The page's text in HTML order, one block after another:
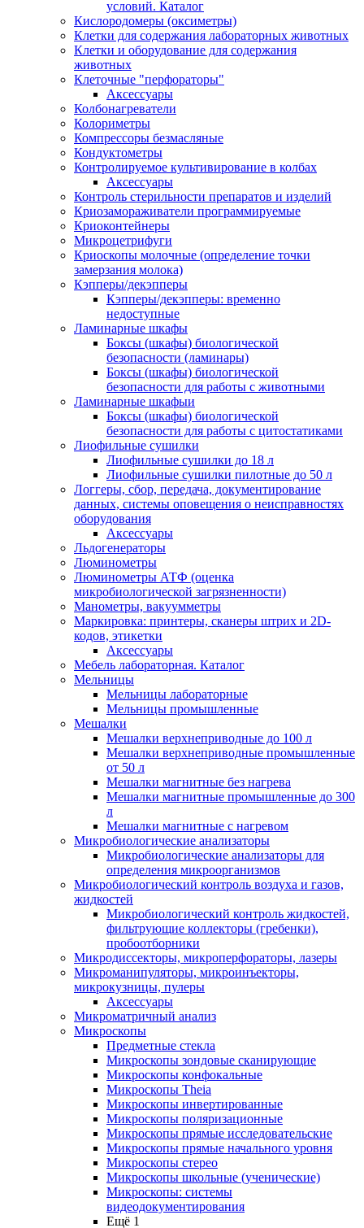
условий. Каталог
Кислородомеры (оксиметры)
Клетки для содержания лабораторных животных
Клетки и оборудование для содержания
животных
Клеточные "перфораторы"
Аксессуары
Колбонагреватели
Колориметры
Компрессоры безмасляные
Кондуктометры
Контролируемое культивирование в колбах
Аксессуары
Контроль стерильности препаратов и изделий
Криозамораживатели программируемые
Криоконтейнеры
Микроцетрифуги
Криоскопы молочные (определение точки
замерзания молока)
Кэпперы/декэпперы
Кэпперы/декэпперы: временно
недоступные
Ламинарные шкафы
Боксы (шкафы) биологической
безопасности (ламинары)
Боксы (шкафы) биологической
безопасности для работы с животными
Ламинарные шкафыи
Боксы (шкафы) биологической
безопасности для работы с цитостатиками
Лиофильные сушилки
Лиофильные сушилки до 18 л
Лиофильные сушилки пилотные до 50 л
Логгеры, сбор, передача, документирование
данных, системы оповещения о неисправностях
оборудования
Аксессуары
Льдогенераторы
Люминометры
Люминометры АТФ (оценка
микробиологической загрязненности)
Манометры, вакуумметры
Маркировка: принтеры, сканеры штрих и 2D-
кодов, этикетки
Аксессуары
Мебель лабораторная. Каталог
Мельницы
Мельницы лабораторные
Мельницы промышленные
Мешалки
Мешалки верхнеприводные до 100 л
Мешалки верхнеприводные промышленные
от 50 л
Мешалки магнитные без нагрева
Мешалки магнитные промышленные до 300
л
Мешалки магнитные с нагревом
Микробиологические анализаторы
Микробиологические анализаторы для
определения микроорганизмов
Микробиологический контроль воздуха и газов,
жидкостей
Микробиологический контроль жидкостей,
фильтрующие коллекторы (гребенки),
пробоотборники
Микродиссекторы, микроперфораторы, лазеры
Микроманипуляторы, микроинъекторы,
микрокузницы, пулеры
Аксессуары
Микроматричный анализ
Микроскопы
Предметные стекла
Микроскопы зондовые сканирующие
Микроскопы конфокальные
Микроскопы Theia
Микроскопы инвертированные
Микроскопы поляризационные
Микроскопы прямые исследовательские
Микроскопы прямые начального уровня
Микроскопы стерео
Микроскопы школьные (ученические)
Микроскопы: системы
видеодокументирования
Ещё 1